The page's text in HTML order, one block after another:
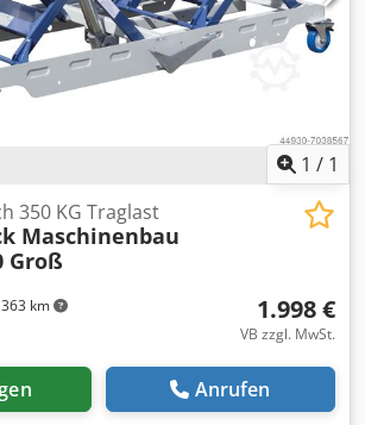
1 / 1
363 km
350 KG Traglast
Maschinenbau
Groß
1.998 €
VB zzgl. MwSt.
Anrufen